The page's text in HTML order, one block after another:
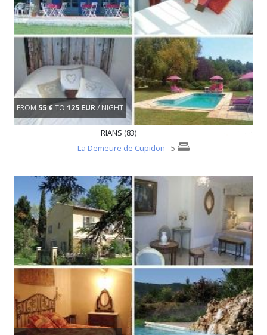
FROM 55 €TO 125 EUR/ NIGHT
RIANS (83)
La Demeure de Cupidon - 5